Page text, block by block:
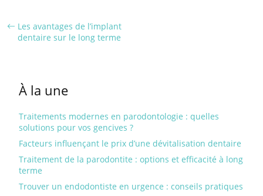
Les avantages de l’implant
dentaire sur le long terme
À la une
Traitements modernes en parodontologie : quelles
solutions pour vos gencives ?
Facteurs influençant le prix d’une dévitalisation dentaire
Traitement de la parodontite : options et efficacité à long
terme
Trouver un endodontiste en urgence : conseils pratiques